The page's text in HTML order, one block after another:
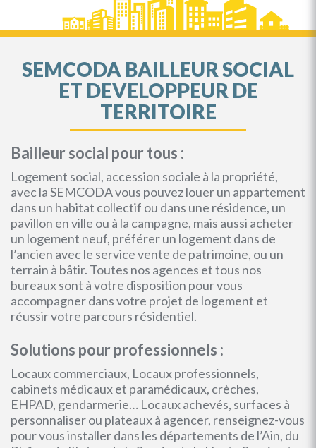
SEMCODA BAILLEUR SOCIAL
ET DEVELOPPEUR DE
TERRITOIRE
Bailleur social pour tous :
Logement social, accession sociale à la propriété,
avec la SEMCODA vous pouvez louer un appartement
dans un habitat collectif ou dans une résidence, un
pavillon en ville ou à la campagne, mais aussi acheter
un logement neuf, préférer un logement dans de
l’ancien avec le service vente de patrimoine, ou un
terrain à bâtir. Toutes nos agences et tous nos
bureaux sont à votre disposition pour vous
accompagner dans votre projet de logement et
réussir votre parcours résidentiel.
Solutions pour professionnels :
Locaux commerciaux, Locaux professionnels,
cabinets médicaux et paramédicaux, crèches,
EHPAD, gendarmerie… Locaux achevés, surfaces à
personnaliser ou plateaux à agencer, renseignez-vous
pour vous installer dans les départements de l’Ain, du